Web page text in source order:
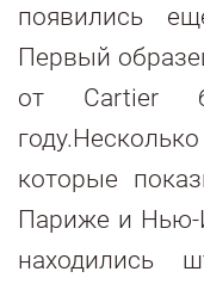
появились
Первый
от Cartier
которые
Париже и Нью-
находились